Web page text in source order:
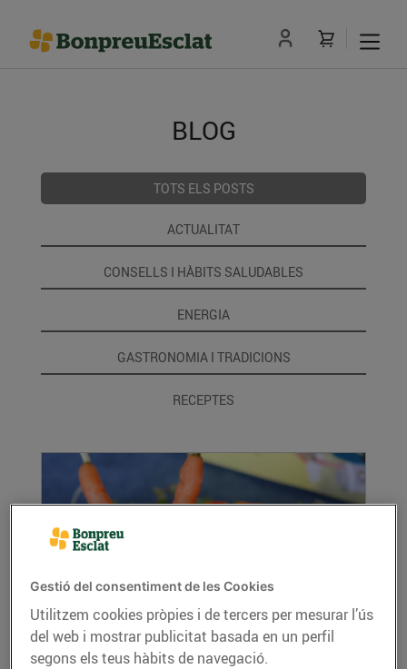
BLOG
TOTS ELS POSTS
ACTUALITAT
CONSELLS I HÀBITS SALUDABLES
ENERGIA
GASTRONOMIA I TRADICIONS
RECEPTES
Tomàquet farcit de taboulé i formatge
Il·lusió
Gestió del consentiment de les Cookies
Utilitzem cookies pròpies i de tercers per mesurar l’ús
del web i mostrar publicitat basada en un perfil
segons els teus hàbits de navegació.